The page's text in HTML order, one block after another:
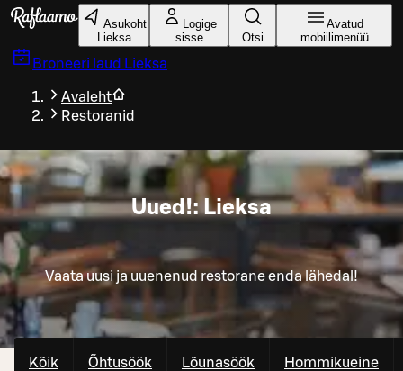
Liigu peamise sisu juurde
Asukoht
Lieksa
Logige
sisse
Otsi
Avatud
mobiilimenüü
Broneeri laud Lieksa
Avaleht
Restoranid
Uued!: Lieksa
Vaata uusi ja uuenenud restorane enda lähedal!
Kõik Õhtusöök Lõunasöök Hommikueine